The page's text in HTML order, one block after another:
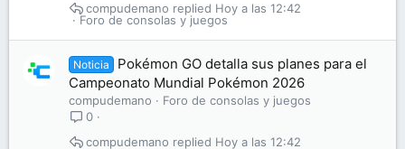
Foro de consolas y juegos
Hoy a las 12:42
compudemano
Noticia
Pokémon GO detalla sus planes para el
Campeonato Mundial Pokémon 2026
compudemano
Foro de consolas y juegos
0
Hoy a las 12:42
compudemano